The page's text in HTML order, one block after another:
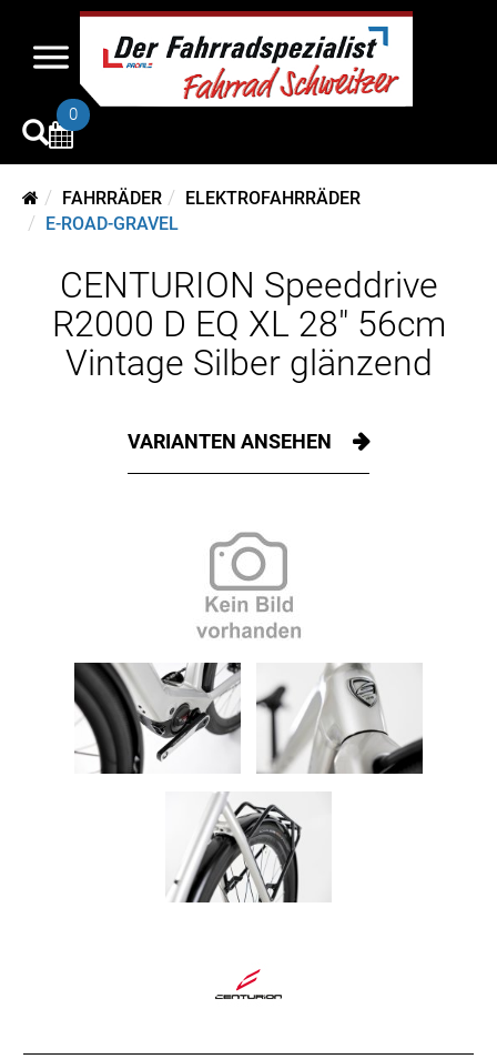
0
FAHRRÄDER
ELEKTROFAHRRÄDER
E-ROAD-GRAVEL
CENTURION Speeddrive
R2000 D EQ XL 28" 56cm
Vintage Silber glänzend
VARIANTEN ANSEHEN